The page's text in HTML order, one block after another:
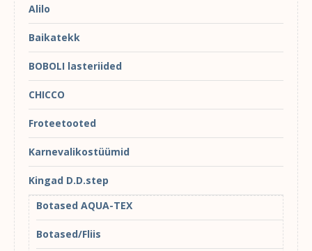
Alilo
Baikatekk
BOBOLI lasteriided
CHICCO
Froteetooted
Karnevalikostüümid
Kingad D.D.step
Botased AQUA-TEX
Botased/Fliis